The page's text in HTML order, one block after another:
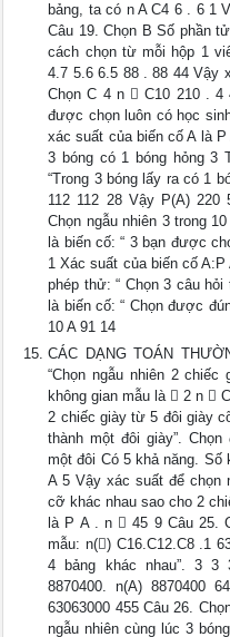
bảng, ta có n A C4 6 . 6 1
Câu 19. Chọn B Số phần
cách chọn từ mỗi hộp 1
4.7 5.6 6.5 88 . 88 44 Vậy
Chọn C 4 n  C10 210 . 4
được chọn luôn có học
xác suất của biến cố A là
3 bóng có 1 bóng hỏng 3
“Trong 3 bóng lấy ra có 1
112 112 28 Vậy P(A)
Chọn ngẫu nhiên 3 trong
là biến cố: “ 3 bạn được
1 Xác suất của biến cố
phép thử: “ Chọn 3 câu
là biến cố: “ Chọn được
10 A 91 14
CÁC DẠNG TOÁN
“Chọn ngẫu nhiên 2
không gian mẫu là  2 n 
2 chiếc giày từ 5 đôi giày
thành một đôi giày”.
một đôi Có 5 khả năng. Số
A 5 Vậy xác suất để chọn
cỡ khác nhau sao cho 2
là P A . n  45 9 Câu 25.
mẫu: n() C16.C12.C8 .1
4 bảng khác nhau”. 3 3
8870400. n(A) 8870400
63063000 455 Câu 26.
ngẫu nhiên cùng lúc 3